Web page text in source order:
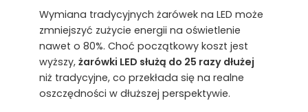
Wymiana tradycyjnych żarówek na LED może
zmniejszyć zużycie energii na oświetlenie
nawet o 80%. Choć początkowy koszt jest
wyższy, żarówki LED służą do 25 razy dłużej
niż tradycyjne, co przekłada się na realne
oszczędności w dłuższej perspektywie.